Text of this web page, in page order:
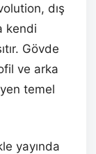
dış
kendi
Gövde
ve arka
temel
yayında